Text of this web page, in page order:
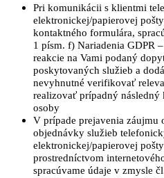
Pri komunikácii s klientmi
elektronickej/papierovej
kontaktného formulára,
1 písm. f) Nariadenia GDPR
reakcie na Vami podaný
poskytovaných služieb a
nevyhnutné verifikovať
realizovať prípadný následný
osoby
V prípade prejavenia záujmu
objednávky služieb
elektronickej/papierovej
prostredníctvom
spracúvame údaje v zmysle